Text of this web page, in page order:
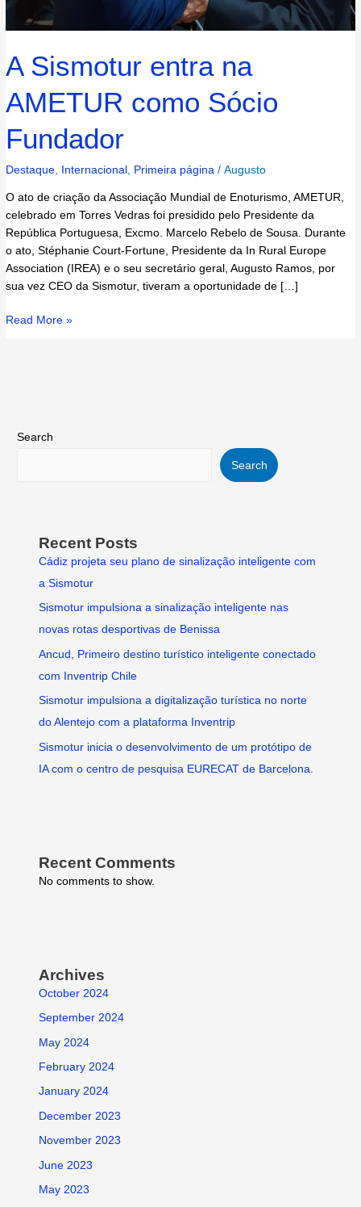
A Sismotur entra na
AMETUR como Sócio
Fundador
Destaque Internacional Primeira página /Augusto
O ato de criação da Associação Mundial de Enoturismo, AMETUR,
celebrado em Torres Vedras foi presidido pelo Presidente da
República Portuguesa, Excmo. Marcelo Rebelo de Sousa. Durante
o ato, Stéphanie Court-Fortune, Presidente da In Rural Europe
Association (IREA) e o seu secretário geral, Augusto Ramos, por
sua vez CEO da Sismotur, tiveram a oportunidade de […]
Read More »
Search
Search
Recent Posts
Cádiz projeta seu plano de sinalização inteligente com
a Sismotur
Sismotur impulsiona a sinalização inteligente nas
novas rotas desportivas de Benissa
Ancud, Primeiro destino turístico inteligente conectado
com Inventrip Chile
Sismotur impulsiona a digitalização turística no norte
do Alentejo com a plataforma Inventrip
Sismotur inicia o desenvolvimento de um protótipo de
IA com o centro de pesquisa EURECAT de Barcelona.
Recent Comments
No comments to show.
Archives
October 2024
September 2024
May 2024
February 2024
January 2024
December 2023
November 2023
June 2023
May 2023